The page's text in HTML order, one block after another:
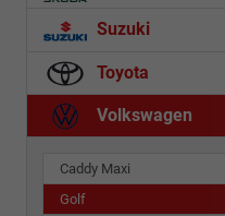
Suzuki
Toyota
Volkswagen
Caddy Maxi
Golf